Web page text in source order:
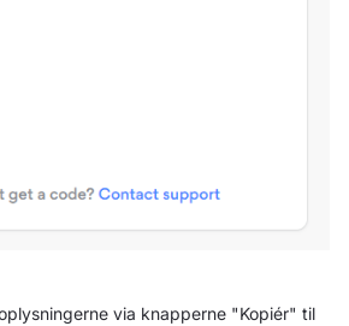
via knapperne "Kopiér" til